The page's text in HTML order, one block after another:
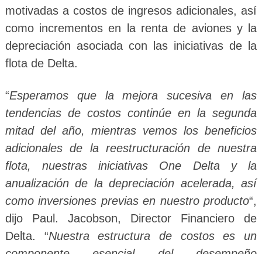
motivadas a costos de ingresos adicionales, así
como incrementos en la renta de aviones y la
depreciación asociada con las iniciativas de la
flota de Delta.
“Esperamos que la mejora sucesiva en las
tendencias de costos continúe en la segunda
mitad del año, mientras vemos los beneficios
adicionales de la reestructuración de nuestra
flota, nuestras iniciativas One Delta y la
anualización de la depreciación acelerada, así
como inversiones previas en nuestro producto“,
dijo Paul. Jacobson, Director Financiero de
Delta. “Nuestra estructura de costos es un